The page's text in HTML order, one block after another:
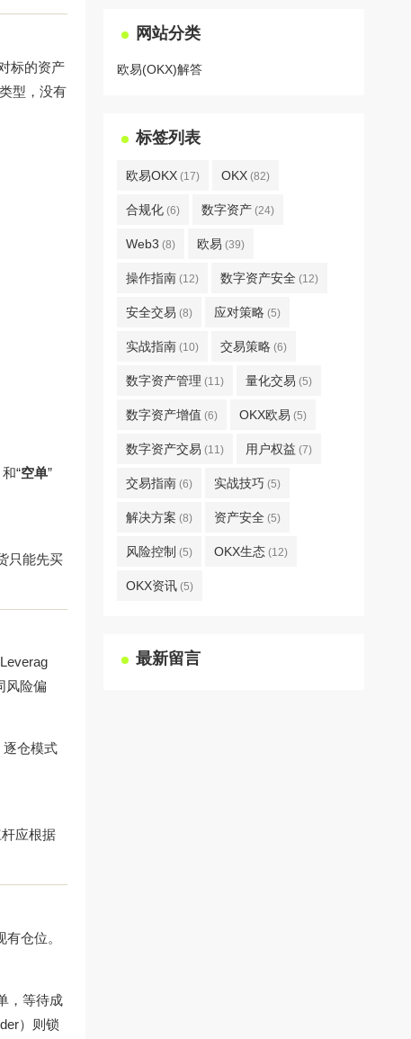
标的资产
型，没有
“空单”
只能先买
风险偏
逐仓模式
应根据
有仓位。
，等待成
）则锁
网站分类
欧易(OKX)解答
标签列表
欧易OKX (17) OKX (82)
合规化 (6) 数字资产 (24)
Web3 (8) 欧易 (39)
操作指南 (12) 数字资产安全 (12)
安全交易 (8) 应对策略 (5)
实战指南 (10) 交易策略 (6)
数字资产管理 (11) 量化交易 (5)
数字资产增值 (6) OKX欧易 (5)
数字资产交易 (11) 用户权益 (7)
交易指南 (6) 实战技巧 (5)
解决方案 (8) 资产安全 (5)
风险控制 (5) OKX生态 (12)
OKX资讯 (5)
最新留言